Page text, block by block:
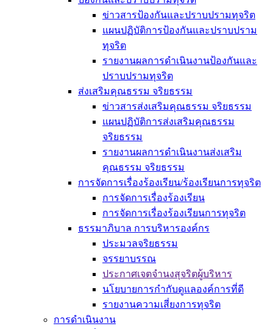
ข่าวสารป้องกันและปราบปรามทุจริต
แผนปฏิบัติการป้องกันและปราบปราม
ทุจริต
รายงานผลการดำเนินงานป้องกันและ
ปราบปรามทุจริต
ส่งเสริมคุณธรรม จริยธรรม
ข่าวสารส่งเสริมคุณธรรม จริยธรรม
แผนปฏิบัติการส่งเสริมคุณธรรม
จริยธรรม
รายงานผลการดำเนินงานส่งเสริม
คุณธรรม จริยธรรม
การจัดการเรื่องร้องเรียน/ร้องเรียนการทุจริต
การจัดการเรื่องร้องเรียน
การจัดการเรื่องร้องเรียนการทุจริต
ธรรมาภิบาล การบริหารองค์กร
ประมวลจริยธรรม
จรรยาบรรณ
ประกาศเจตจำนงสุจริตผู้บริหาร
นโยบายการกำกับดูแลองค์การที่ดี
รายงานความเสี่ยงการทุจริต
การดำเนินงาน